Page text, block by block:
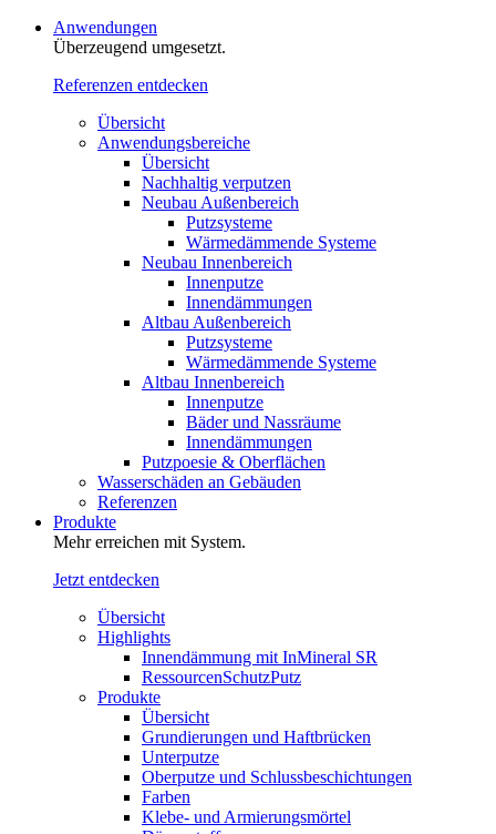
Anwendungen
Überzeugend umgesetzt.
Referenzen entdecken
Übersicht
Anwendungsbereiche
Übersicht
Nachhaltig verputzen
Neubau Außenbereich
Putzsysteme
Wärmedämmende Systeme
Neubau Innenbereich
Innenputze
Innendämmungen
Altbau Außenbereich
Putzsysteme
Wärmedämmende Systeme
Altbau Innenbereich
Innenputze
Bäder und Nassräume
Innendämmungen‍‍‍
Putzpoesie & Oberflächen
Wasserschäden an Gebäuden
Referenzen
Produkte
Mehr erreichen mit System.
Jetzt entdecken
Übersicht
Highlights
Innendämmung mit InMineral SR
RessourcenSchutzPutz
Produkte
Übersicht
Grundierungen und Haftbrücken
Unterputze
Oberputze und Schlussbeschichtungen
Farben
Klebe- und Armierungsmörtel